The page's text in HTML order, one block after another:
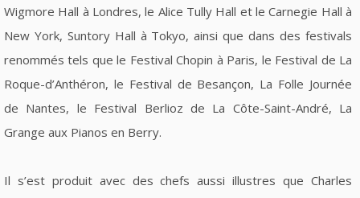
Wigmore Hall à Londres, le Alice Tully Hall et le Carnegie Hall à
New York, Suntory Hall à Tokyo, ainsi que dans des festivals
renommés tels que le Festival Chopin à Paris, le Festival de La
Roque-d’Anthéron, le Festival de Besançon, La Folle Journée
de Nantes, le Festival Berlioz de La Côte-Saint-André, La
Grange aux Pianos en Berry.
Il s’est produit avec des chefs aussi illustres que Charles